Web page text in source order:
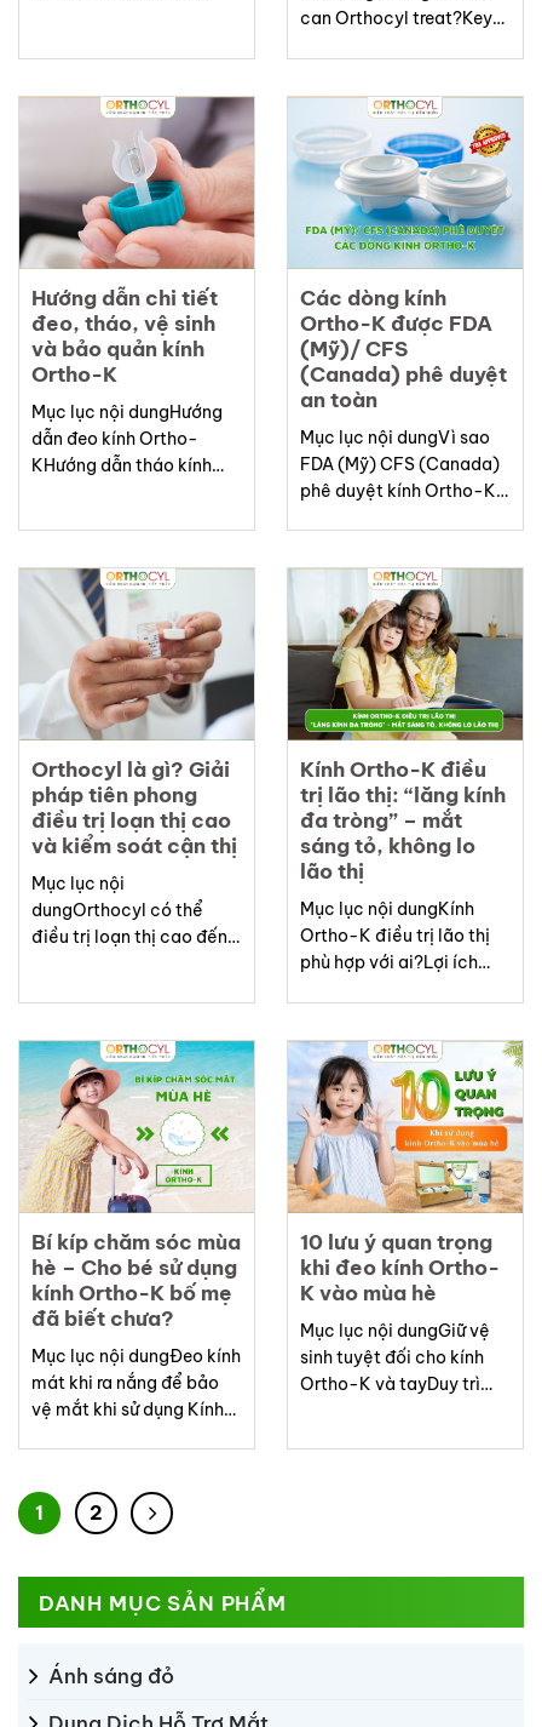
AuraD.S.D.O là gì?Hiệu
quả kiểm soát tiến triển
cận thị đáng kinh
ngạcPhạm vi ứng dụng
rộng rãi: Phù hợp với mọi
lứa...
can Orthocyl treat?Key
Nguyen – The Pioneer
Who Brought Ortho-K to
VietnamOrthocyl — A
Comprehensive Solution
for High Astigmatism and
Progressive
MyopiaListOrthocyl is a
special type of rigid
contact lens designed by
Dr. Liberty Hai Ho...
Hướng dẫn chi tiết
đeo, tháo, vệ sinh
và bảo quản kính
Ortho-K
Mục lục nội dungHướng
dẫn đeo kính Ortho-
KHướng dẫn tháo kính
Ortho-KMẹo nhỏ giúp
bạn sử dụng kính Ortho-K
hiệu quảListKính Ortho-
K (Orthokeratology lens),
hay còn gọi là “kính chỉnh
hình giác mạc ban đêm”,
là loại kính áp tròng...
Các dòng kính
Ortho-K được FDA
(Mỹ)/ CFS
(Canada) phê duyệt
an toàn
Mục lục nội dungVì sao
FDA (Mỹ) CFS (Canada)
phê duyệt kính Ortho-K
phê duyệt phổ biếnƯu
điểm của kính Ortho-K
được FDA phê
duyệtOrtho-K tại Việt
Nam – Phân phối các
thương hiệu kính được
FDA/CFS phê
duyệtListOrtho-K
(Orthokeratology) là
phương pháp...
Orthocyl là gì? Giải
pháp tiên phong
điều trị loạn thị cao
và kiểm soát cận thị
Mục lục nội
dungOrthocyl có thể
điều trị loạn thị cao đến
tiên phong mang Ortho-
K về Việt NamOrthocyl –
Giải pháp toàn diện cho
loạn thị cao và cận thị
tiến triểnListOrthocyl là
dòng kính tiếp...
Kính Ortho-K điều
trị lão thị: “lăng kính
đa tròng” – mắt
sáng tỏ, không lo
lão thị
Mục lục nội dungKính
Ortho-K điều trị lão thị
phù hợp với ai?Lợi ích
không chỉ được biết đến
như một giải pháp kiểm
soát cận thị cho trẻ em,
mà hiện nay còn mở ra
một hướng đi mới trong
hỗ...
Bí kíp chăm sóc mùa
hè – Cho bé sử dụng
kính Ortho-K bố mẹ
đã biết chưa?
Mục lục nội dungĐeo kính
mát khi ra nắng để bảo
vệ mắt khi sử dụng Kính
cộmGiới hạn thời gian
dùng thiết bị điện tửĂn
A, luteinXem xét cho con
sử dụng...
10 lưu ý quan trọng
khi đeo kính Ortho-
K vào mùa hè
Mục lục nội dungGiữ vệ
sinh tuyệt đối cho kính
Ortho-K và tayDuy trì
1 2
DANH MỤC SẢN PHẨM
Ánh sáng đỏ